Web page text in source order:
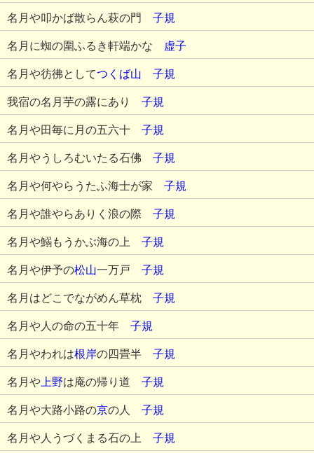
名月や叩かば散らん萩の門 子規
名月に蜘の圍ふるき軒端かな 虚子
名月や彷彿としてつくば山 子規
我宿の名月芋の露にあり 子規
名月や田毎に月の五六十 子規
名月やうしろむいたる石佛 子規
名月や何やらうたふ海士が家 子規
名月や誰やらありく浪の際 子規
名月や鰯もうかぶ海の上 子規
名月や伊予の松山一万戸 子規
名月はどこでながめん草枕 子規
名月や人の命の五十年 子規
名月やわれは根岸の四畳半 子規
名月や 上野は庵の帰り道 子規
名月や大路小路の京の人 子規
名月や人うづくまる石の上 子規